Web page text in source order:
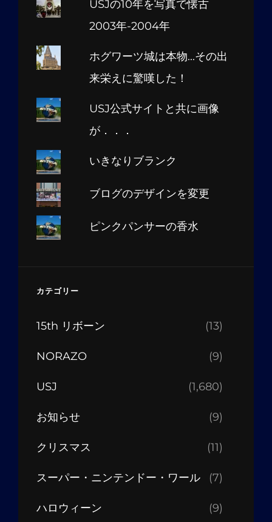
USJの10年を写真で懐古
2003年-2004年
ホグワーツ城は本物...その出
来栄えに驚嘆した！
USJ公式サイトと共に画像
が．．．
いきなりブランク
ブログのデザインを変更
ピンクパンサーの香水
カテゴリー
15th リボーン (13)
NORAZO (9)
USJ (1,680)
お知らせ (9)
クリスマス (11)
スーパー・ニンテンドー・ワール (7)
ハロウィーン (9)